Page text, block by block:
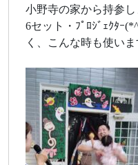
小野寺の家から持参
6セット・ﾌﾟﾛｼﾞｪｸﾀｰ
く、こんな時も使いま